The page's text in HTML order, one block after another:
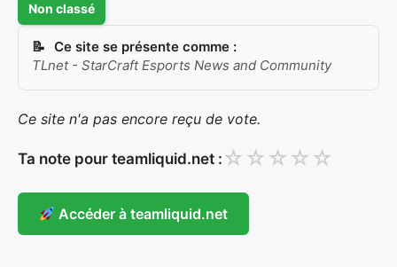
Non classé
Ce site se présente comme :
TLnet - StarCraft Esports News and Community
Ce site n'a pas encore reçu de vote.
Ta note pour teamliquid.net : ☆ ☆ ☆ ☆ ☆
Accéder à teamliquid.net